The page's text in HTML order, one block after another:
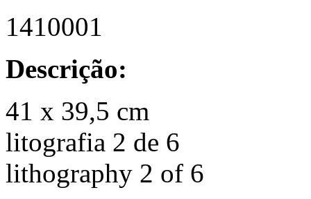
1410001
Descrição:
41 x 39,5 cm
litografia 2 de 6
lithography 2 of 6